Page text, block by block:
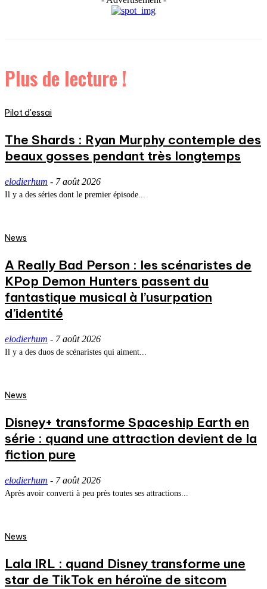
Plus de lecture !
Pilot d'essai
The Shards : Ryan Murphy contemple des
beaux gosses pendant très longtemps
elodierhum - 7 août 2026
Il y a des séries dont le premier épisode...
News
A Really Bad Person : les scénaristes de
KPop Demon Hunters passent du
fantastique musical à l’usurpation
d’identité
elodierhum - 7 août 2026
Il y a des duos de scénaristes qui aiment...
News
Disney+ transforme Spaceship Earth en
série : quand une attraction devient de la
fiction pure
elodierhum - 7 août 2026
Après avoir converti à peu près toutes ses attractions...
News
Lala IRL : quand Disney transforme une
star de TikTok en héroïne de sitcom